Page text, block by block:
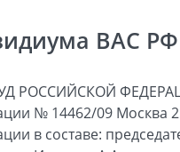
ВАС
РОССИЙСКОЙ
№ 14462/09 Москва
в составе: